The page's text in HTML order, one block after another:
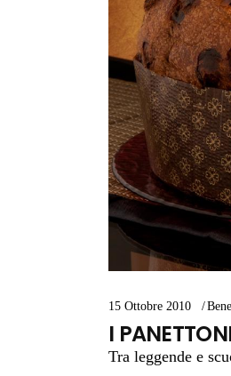
15 Ottobre 2010
I
Tra leggende e